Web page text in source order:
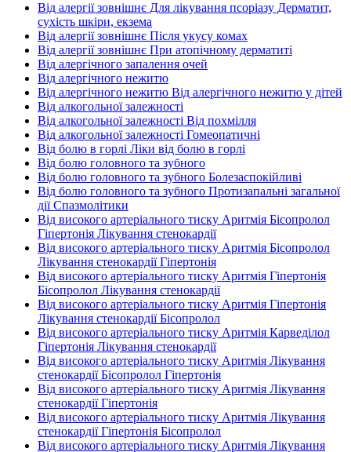
Від алергії зовнішнє Для лікування псоріазу Дерматит,
сухість шкіри, екзема
Від алергії зовнішнє Після укусу комах
Від алергії зовнішнє При атопічному дерматиті
Від алергічного запалення очей
Від алергічного нежитю
Від алергічного нежитю Від алергічного нежитю у дітей
Від алкогольної залежності
Від алкогольної залежності Від похмілля
Від алкогольної залежності Гомеопатичні
Від болю в горлі Ліки від болю в горлі
Від болю головного та зубного
Від болю головного та зубного Болезаспокійливі
Від болю головного та зубного Протизапальні загальної
дії Спазмолітики
Від високого артеріального тиску Аритмія Бісопролол
Гіпертонія Лікування стенокардії
Від високого артеріального тиску Аритмія Бісопролол
Лікування стенокардії Гіпертонія
Від високого артеріального тиску Аритмія Гіпертонія
Бісопролол Лікування стенокардії
Від високого артеріального тиску Аритмія Гіпертонія
Лікування стенокардії Бісопролол
Від високого артеріального тиску Аритмія Карведілол
Гіпертонія Лікування стенокардії
Від високого артеріального тиску Аритмія Лікування
стенокардії Бісопролол Гіпертонія
Від високого артеріального тиску Аритмія Лікування
стенокардії Гіпертонія
Від високого артеріального тиску Аритмія Лікування
стенокардії Гіпертонія Бісопролол
Від високого артеріального тиску Аритмія Лікування